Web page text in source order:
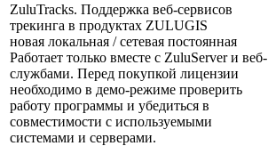
ZuluTracks. Поддержка веб-сервисов
трекинга в продуктах ZULUGIS
новая локальная / сетевая постоянная
Работает только вместе с ZuluServer и веб-
службами. Перед покупкой лицензии
необходимо в демо-режиме проверить
работу программы и убедиться в
совместимости с используемыми
системами и серверами.